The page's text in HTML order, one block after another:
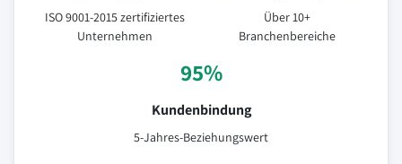
ISO 9001-2015 zertifiziertes
Unternehmen
Über 10+
Branchenbereiche
95%
Kundenbindung
5-Jahres-Beziehungswert